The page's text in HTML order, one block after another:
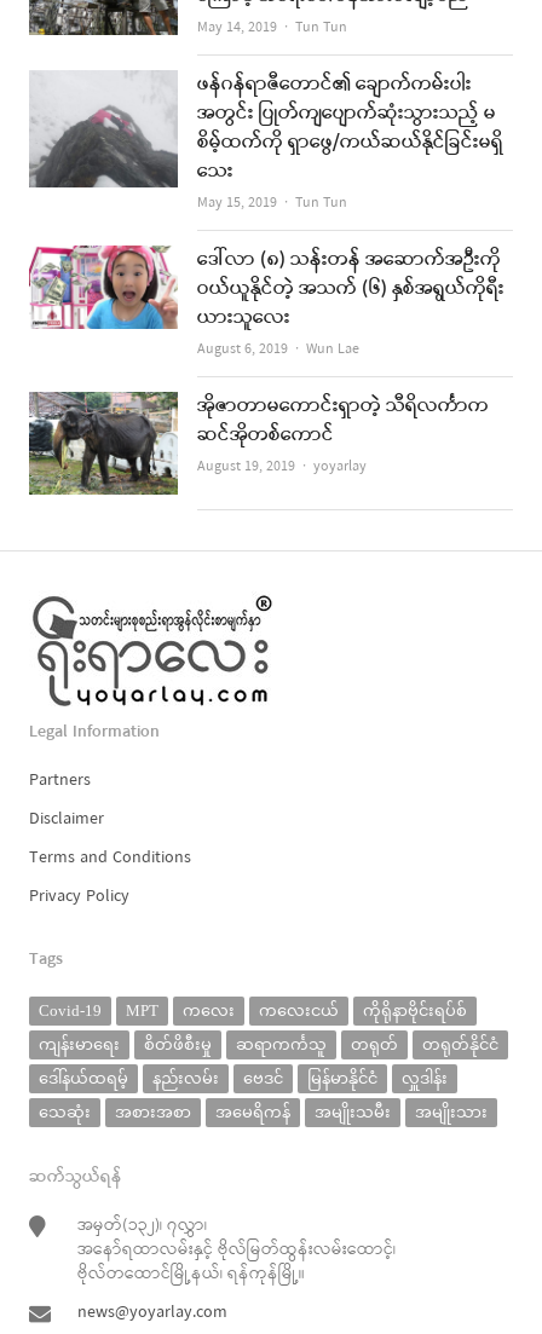
May 14, 2019 Author
Tun Tun
ဖန်ဂန်ရာဇီတောင်၏ ချောက်ကမ်းပါး
အတွင်း ပြုတ်ကျပျောက်ဆုံးသွားသည့် မ
စိမ့်ထက်ကို ရှာဖွေ/ကယ်ဆယ်နိုင်ခြင်းမရှိ
သေး
May 15, 2019 Author
Tun Tun
ဒေါ်လာ (၈) သန်းတန် အဆောက်အဦးကို
ဝယ်ယူနိုင်တဲ့ အသက် (၆) နှစ်အရွယ်ကိုရီး
ယားသူလေး
August 6, 2019 Author
Wun Lae
အိုဇာတာမကောင်းရှာတဲ့ သီရိလင်္ကာက
ဆင်အိုတစ်ကောင်
August 19, 2019 Author
yoyarlay
Legal Information
Partners
Disclaimer
Terms and Conditions
Privacy Policy
Tags
Covid-19 MPT ကလေး ကလေးငယ်
ကိုရိုနာဗိုင်းရပ်စ်
ကျန်းမာရေး
စိတ်ဖိစီးမှု ဆရာကင်္ကသူ တရုတ်
တရုတ်နိုင်ငံ
ဒေါ်နယ်ထရမ့်
နည်းလမ်း ဗေဒင် မြန်မာနိုင်ငံ
လှူဒါန်း
သေဆုံး
အစားအစာ အမေရိကန် အမျိုးသမီး အမျိုးသား
ဆက်သွယ်ရန်
အမှတ်(၁၃၂)၊ ၇လွှာ၊
အနော်ရထာလမ်းနှင့် ဗိုလ်မြတ်ထွန်းလမ်းထောင့်၊
ဗိုလ်တထောင်မြို့နယ်၊ ရန်ကုန်မြို့။
news@yoyarlay.com